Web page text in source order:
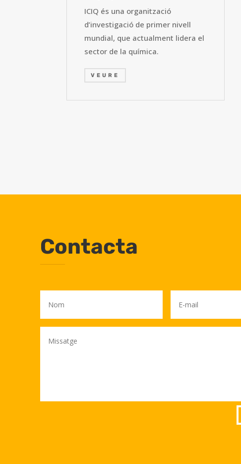
ICIQ és una organització
d’investigació de primer nivell
mundial, que actualment lidera el
sector de la química.
VEURE
Contacta